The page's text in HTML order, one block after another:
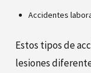
Accidentes
Estos tipos de
lesiones